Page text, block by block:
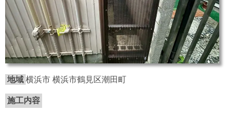
地域 横浜市 横浜市鶴見区潮田町
施工内容